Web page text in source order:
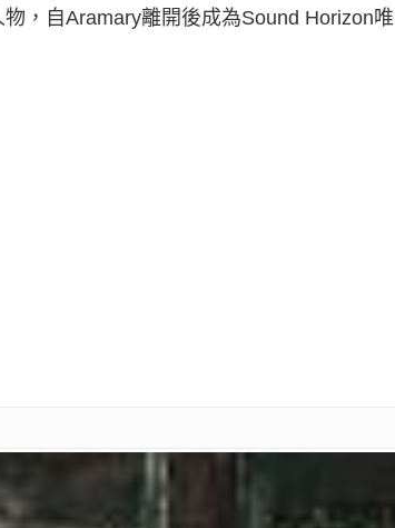
，自Aramary離開後成為Sound Horizon唯